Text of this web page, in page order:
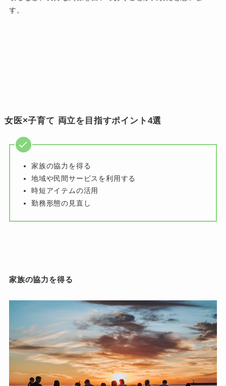
す。
女医×子育て 両立を目指すポイント4選
家族の協力を得る
地域や民間サービスを利用する
時短アイテムの活用
勤務形態の見直し
家族の協力を得る